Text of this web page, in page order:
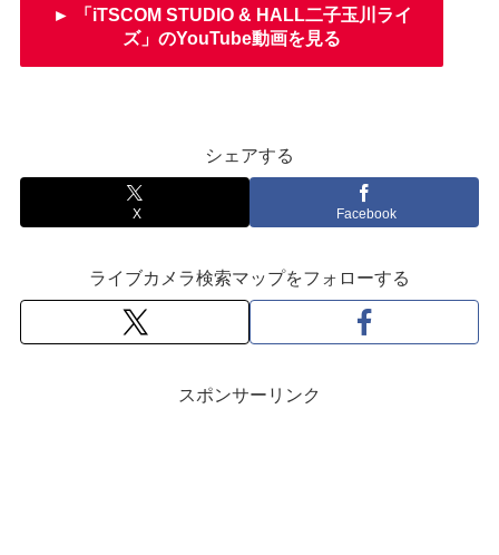
► 「iTSCOM STUDIO & HALL二子玉川ライ
ズ」のYouTube動画を見る
シェアする
X Facebook
ライブカメラ検索マップをフォローする
スポンサーリンク